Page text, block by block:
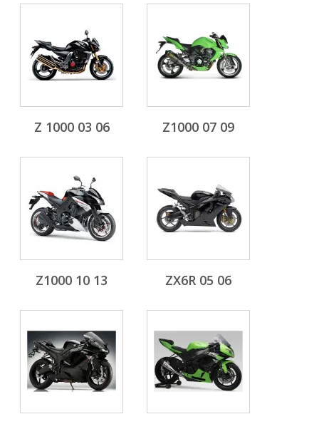
Z 1000 03 06 Z1000 07 09
Z1000 10 13 ZX6R 05 06